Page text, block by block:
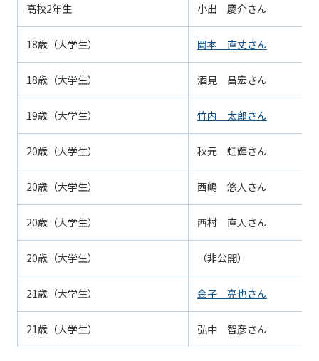
高校2年生 小出 慶介さん
18歳（大学生） 岡本 直丈さん
18歳（大学生） 酒見 昌宏さん
19歳（大学生） 竹内 太郎さん
20歳（大学生） 秋元 虹輝さん
20歳（大学生） 西嶋 悠人さん
20歳（大学生） 西村 直人さん
20歳（大学生） （非公開）
21歳（大学生） 金子 亮也さん
21歳（大学生） 弘中 智彦さん